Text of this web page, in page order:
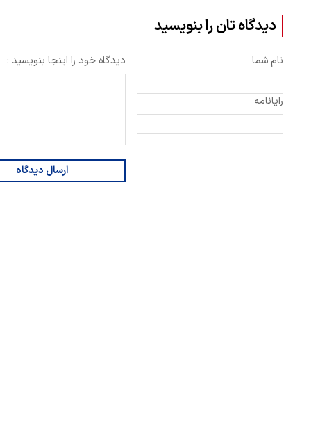
دیدگاه تان را بنویسید
نام شما
رایانامه
دیدگاه خود را اینجا بنویسید :
ارسال دیدگاه